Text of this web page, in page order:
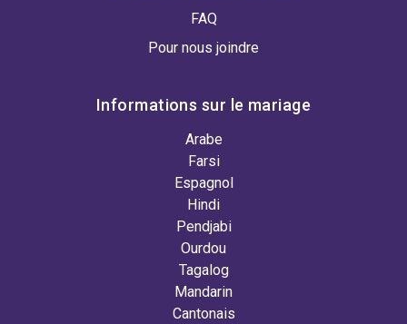
FAQ
Pour nous joindre
Informations sur le mariage
Arabe
Farsi
Espagnol
Hindi
Pendjabi
Ourdou
Tagalog
Mandarin
Cantonais